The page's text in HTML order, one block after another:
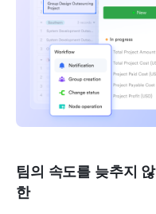
팀의 속도를 늦추지
한